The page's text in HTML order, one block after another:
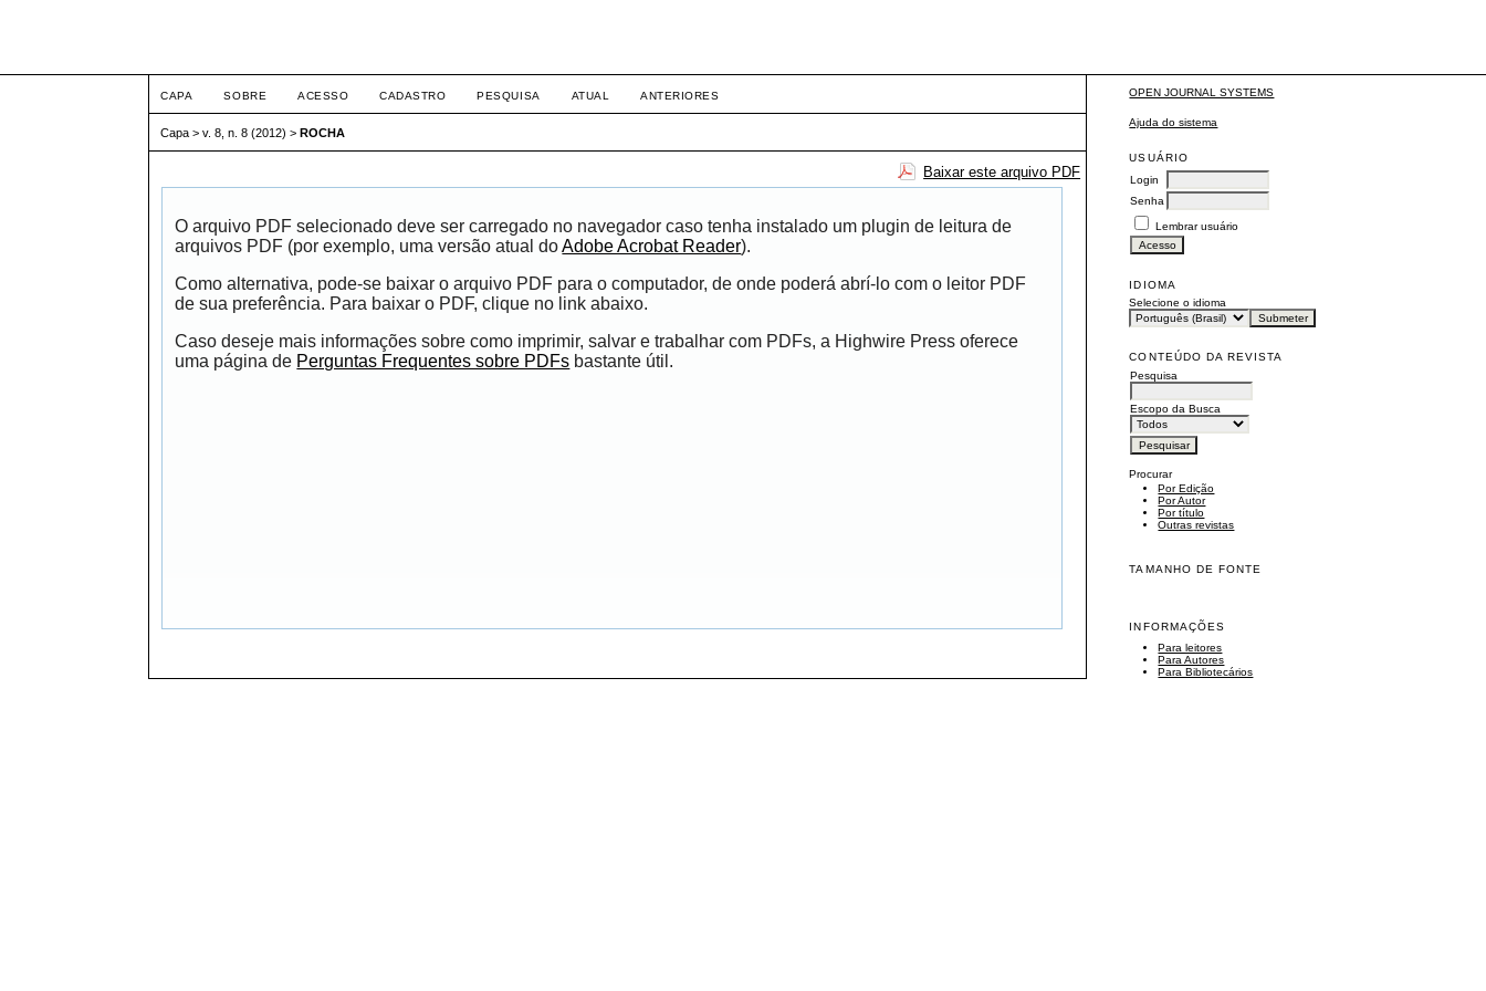
OPEN JOURNAL SYSTEMS
Ajuda do sistema
USUÁRIO
Login
Senha
Lembrar usuário
IDIOMA
Selecione o idioma
CONTEÚDO DA REVISTA
Pesquisa
Escopo da Busca
Procurar
Por Edição
Por Autor
Por título
Outras revistas
TAMANHO DE FONTE
INFORMAÇÕES
Para leitores
Para Autores
Para Bibliotecários
CAPA SOBRE ACESSO CADASTRO PESQUISA ATUAL ANTERIORES
Capa >v. 8, n. 8 (2012) >ROCHA
Baixar este arquivo PDF
O arquivo PDF selecionado deve ser carregado no navegador caso tenha instalado um plugin de leitura de
arquivos PDF (por exemplo, uma versão atual doAdobe Acrobat Reader).
Como alternativa, pode-se baixar o arquivo PDF para o computador, de onde poderá abrí-lo com o leitor PDF
de sua preferência. Para baixar o PDF, clique no link abaixo.
Caso deseje mais informações sobre como imprimir, salvar e trabalhar com PDFs, a Highwire Press oferece
uma página de Perguntas Frequentes sobre PDFs bastante útil.